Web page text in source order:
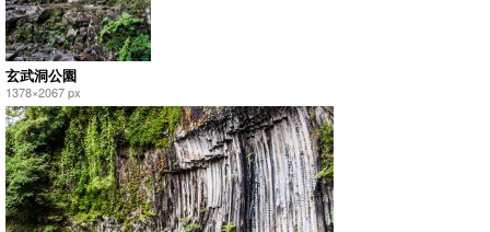
玄武洞公園
1378×2067 px